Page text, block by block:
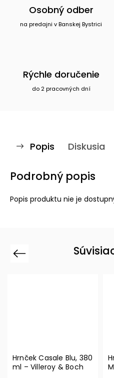
Osobný odber
na predajni v Banskej Bystrici
Rýchle doručenie
do 2 pracovných dní
Popis Diskusia
Podrobný popis
Popis produktu nie je
Previous
Hrnček Casale Blu, 380
ml – Villeroy & Boch